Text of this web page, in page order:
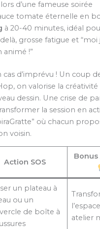
d’une fameuse soirée
tomate éternelle en
à 20-40 minutes, idéal
grosse fatigue et “moi
animé !”
cas d’imprévu ! Un coup
on valorise la
dessin. Une crise de
la session en
où chacun
voisin.
Action SOS
un plateau à
ou un
de boîte à
atelier